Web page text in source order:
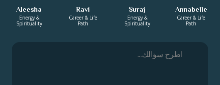
Annabelle
Career & Life
Path
Suraj
Energy &
Spirituality
Ravi
Career & Life
Path
Aleesha
Energy &
Spirituality